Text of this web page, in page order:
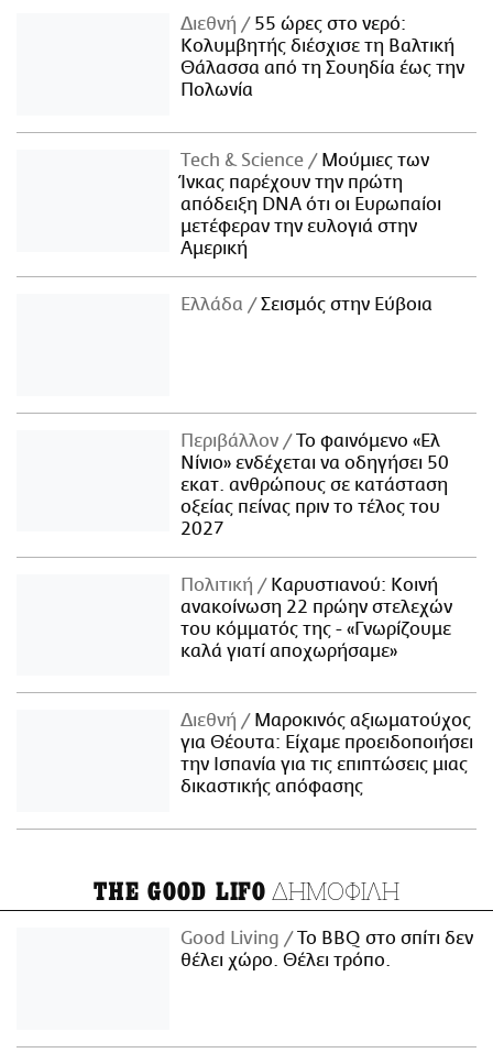
Διεθνή
55 ώρες στο νερό:
Κολυμβητής διέσχισε τη Βαλτική
Θάλασσα από τη Σουηδία έως την
Πολωνία
Τech & Science
Μούμιες των
Ίνκας παρέχουν την πρώτη
απόδειξη DNA ότι οι Ευρωπαίοι
μετέφεραν την ευλογιά στην
Αμερική
Ελλάδα Σεισμός στην Εύβοια
Περιβάλλον
Το φαινόμενο «Ελ
Νίνιο» ενδέχεται να οδηγήσει 50
εκατ. ανθρώπους σε κατάσταση
οξείας πείνας πριν το τέλος του
2027
Πολιτική
Καρυστιανού: Κοινή
ανακοίνωση 22 πρώην στελεχών
του κόμματός της - «Γνωρίζουμε
καλά γιατί αποχωρήσαμε»
Διεθνή
Μαροκινός αξιωματούχος
για Θέουτα: Είχαμε προειδοποιήσει
την Ισπανία για τις επιπτώσεις μιας
δικαστικής απόφασης
THE GOOD LIFO ΔΗΜΟΦΙΛΗ
Good Living
Το BBQ στο σπίτι δεν
θέλει χώρο. Θέλει τρόπο.